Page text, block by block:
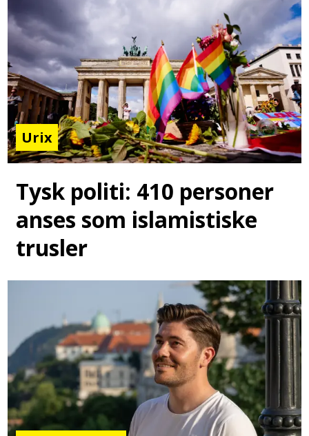
Urix
Tysk politi: 410 personer
anses som islamistiske
trusler